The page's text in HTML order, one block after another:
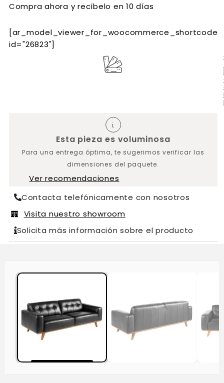
Compra ahora y recíbelo en 10 días
[ar_model_viewer_for_woocommerce_shortcode
id="26823"]
Esta pieza es voluminosa
Para una entrega óptima, te sugerimos verificar las
dimensiones del paquete.
Ver recomendaciones
Contacta telefónicamente con nosotros
Visita nuestro showroom
Solicita más información sobre el producto